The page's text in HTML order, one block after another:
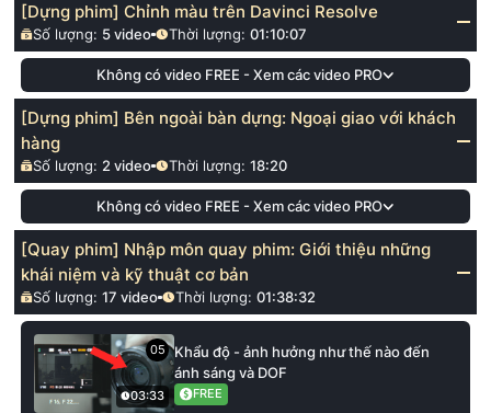
[Dựng phim] Chỉnh màu trên Davinci Resolve
Số lượng: 5 video Thời lượng: 01:10:07
Không có video FREE - Xem các video PRO
[Dựng phim] Bên ngoài bàn dựng: Ngoại giao với khách
hàng
Số lượng: 2 video Thời lượng: 18:20
Không có video FREE - Xem các video PRO
[Quay phim] Nhập môn quay phim: Giới thiệu những
khái niệm và kỹ thuật cơ bản
Số lượng:17 video Thời lượng: 01:38:32
05
03:33
Khẩu độ - ảnh hưởng như thế nào đến
ánh sáng và DOF
FREE